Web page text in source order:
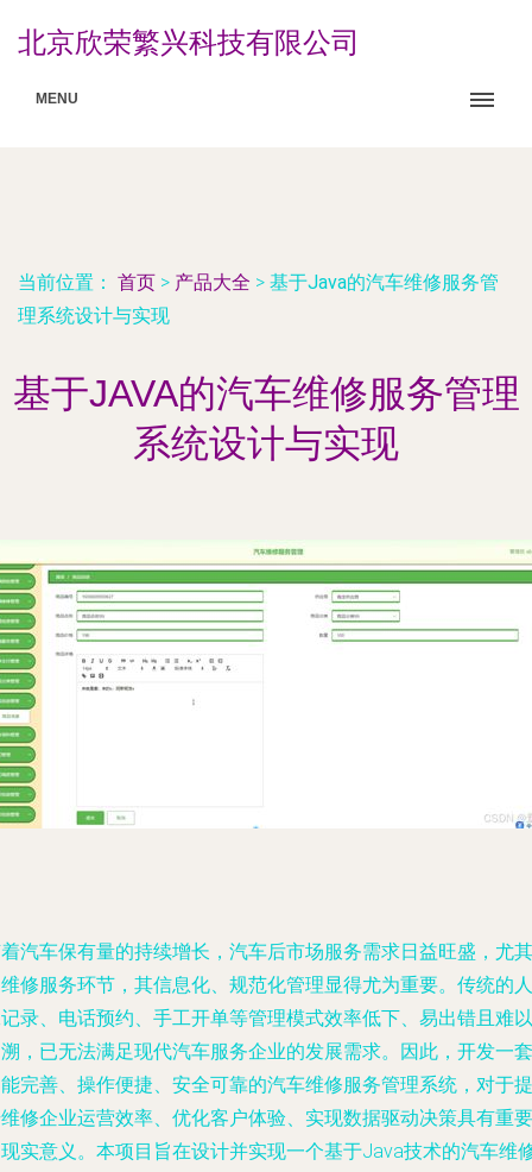
北京欣荣繁兴科技有限公司
MENU
当前位置： 首页 > 产品大全 > 基于Java的汽车维修服务管
理系统设计与实现
基于JAVA的汽车维修服务管理
系统设计与实现
汽车保有量的持续增长，汽车后市场服务需求日益旺盛，尤其
修服务环节，其信息化、规范化管理显得尤为重要。传统的人
录、电话预约、手工开单等管理模式效率低下、易出错且难以
，已无法满足现代汽车服务企业的发展需求。因此，开发一套
完善、操作便捷、安全可靠的汽车维修服务管理系统，对于提
修企业运营效率、优化客户体验、实现数据驱动决策具有重要
实意义。本项目旨在设计并实现一个基于Java技术的汽车维